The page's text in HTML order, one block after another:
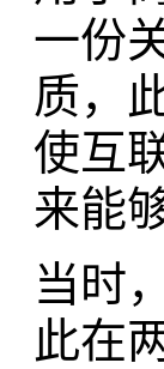
一份
质，
使互
来能
当时
此在